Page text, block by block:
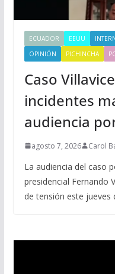
ECUADOR EEUU
OPINIÓN
PICHINCHA
Caso
incidentes
audiencia
agosto 7, 2026 Carol
La audiencia del caso
presidencial Fernando
de tensión este jueves